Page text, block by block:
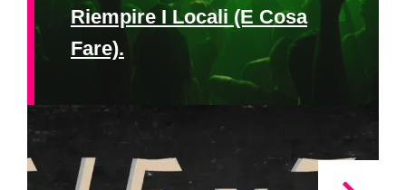
Riempire I Locali (e Cosa
Fare).